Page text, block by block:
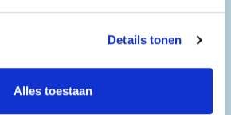
Details tonen
Alles toestaan
niet direct
60 km/uur?